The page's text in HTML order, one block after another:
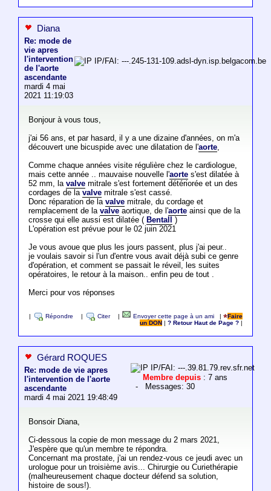
Diana
Re: mode de
vie apres
l'intervention
de l'aorte
ascendante
mardi 4 mai
2021 11:19:03
IP/FAI: ---.245-131-109.adsl-dyn.isp.belgacom.be
Bonjour à vous tous,
j'ai 56 ans, et par hasard, il y a une dizaine d'années, on m'a
découvert une bicuspide avec une dilatation de l'aorte,
Comme chaque années visite régulière chez le cardiologue,
mais cette année .. mauvaise nouvelle l'aortes'est dilatée à
52 mm, la valvemitrale s'est fortement détériorée et un des
cordages de la valvemitrale s'est cassé.
Donc réparation de la valvemitrale, du cordage et
remplacement de la valveaortique, de l'aorteainsi que de la
crosse qui elle aussi est dilatée ( Bentall
)
L'opération est prévue pour le 02 juin 2021
Je vous avoue que plus les jours passent, plus j'ai peur..
je voulais savoir si l'un d'entre vous avait déjà subi ce genre
d'opération, et comment se passait le réveil, les suites
opératoires, le retour à la maison.. enfin peu de tout .
Merci pour vos réponses
Répondre Citer Envoyer cette page à un ami |
Faire
un DON
|? Retour Haut de Page ?
Gérard ROQUES
Re: mode de vie apres
l'intervention de l'aorte
ascendante
mardi 4 mai 2021 19:48:49
IP/FAI: ---.39.81.79.rev.sfr.net
Membre depuis : 7 ans
- Messages: 30
Bonsoir Diana,
Ci-dessous la copie de mon message du 2 mars 2021,
J'espère que qu'un membre te répondra.
Concernant ma prostate, j'ai un rendez-vous ce jeudi avec un
urologue pour un troisième avis... Chirurgie ou Curiethérapie
(malheureusement chaque docteur défend sa solution,
histoire de sous!).